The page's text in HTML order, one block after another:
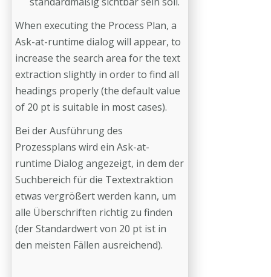
When executing the Process Plan, a
Ask-at-runtime dialog will appear, to
increase the search area for the text
extraction slightly in order to find all
headings properly (the default value
of 20 pt is suitable in most cases).
Bei der Ausführung des
Prozessplans wird ein Ask-at-
runtime Dialog angezeigt, in dem der
Suchbereich für die Textextraktion
etwas vergrößert werden kann, um
alle Überschriften richtig zu finden
(der Standardwert von 20 pt ist in
den meisten Fällen ausreichend).